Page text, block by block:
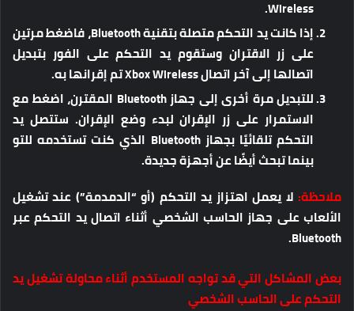
Wireless.
إذا كانت يد التحكم متصلة بتقنية Bluetooth، فاضغط مرتين
على زر الاقتران وستقوم يد التحكم على الفور بتبديل
اتصالها إلى آخر اتصال Xbox Wireless تم إقرانها به.
للتبديل مرة أخرى إلى جهاز Bluetooth المقترن، اضغط مع
الاستمرار على زر الإقران لبدء وضع الإقران. ستتصل يد
التحكم تلقائيًا بجهاز Bluetooth الذي كنت تستخدمه للتو
بينما تبحث أيضًا عن أجهزة جديدة.
ملاحظة: لا يعمل اهتزاز يد التحكم (أو “الدمدمة”) عند تشغيل
الألعاب على جهاز الحاسب الشخصي أثناء اتصال يد التحكم عبر
Bluetooth.
بعض المشاكل التي قد تواجه المستخدم أثناء محاولة تشغيل يد
التحكم على الحاسب الشخصي